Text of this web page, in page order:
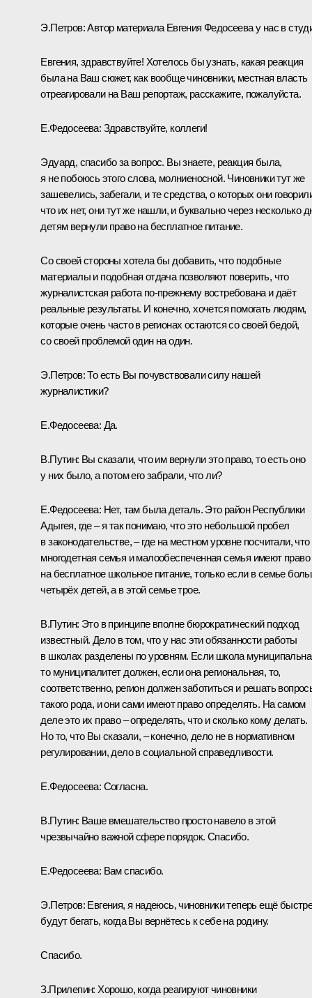
Э.Петров:Автор материала Евгения Федосеева у нас в
Евгения, здравствуйте! Хотелось бы узнать, какая реакция
была на Ваш сюжет, как вообще чиновники, местная власть
отреагировали на Ваш репортаж, расскажите, пожалуйста.
Е.Федосеева: Здравствуйте, коллеги!
Эдуард, спасибо за вопрос. Вы знаете, реакция была,
я не побоюсь этого слова, молниеносной. Чиновники тут же
зашевелись, забегали, и те средства, о которых они
что их нет, они тут же нашли, и буквально через несколько
детям вернули право на бесплатное питание.
Со своей стороны хотела бы добавить, что подобные
материалы и подобная отдача позволяют поверить, что
журналистская работа по‑прежнему востребована и даёт
реальные результаты. И конечно, хочется помогать людям,
которые очень часто в регионах остаются со своей бедой,
со своей проблемой один на один.
Э.Петров:То есть Вы почувствовали силу нашей
журналистики?
Е.Федосеева: Да.
В.Путин: Вы сказали, что им вернули это право, то есть оно
у них было, а потом его забрали, что ли?
Е.Федосеева: Нет, там была деталь. Это район Республики
Адыгея, где – я так понимаю, что это небольшой пробел
в законодательстве, – где на местном уровне посчитали, что
многодетная семья и малообеспеченная семья имеют право
на бесплатное школьное питание, только если в семье
четырёх детей, а в этой семье трое.
В.Путин: Это в принципе вполне бюрократический подход
известный. Дело в том, что у нас эти обязанности работы
в школах разделены по уровням. Если школа
то муниципалитет должен, если она региональная, то,
соответственно, регион должен заботиться и решать
такого рода, и они сами имеют право определять. На самом
деле это их право – определять, что и сколько кому делать.
Но то, что Вы сказали, – конечно, дело не в нормативном
регулировании, дело в социальной справедливости.
Е.Федосеева: Согласна.
В.Путин: Ваше вмешательство просто навело в этой
чрезвычайно важной сфере порядок. Спасибо.
Е.Федосеева: Вам спасибо.
Э.Петров: Евгения, я надеюсь, чиновники теперь ещё
будут бегать, когда Вы вернётесь к себе на родину.
Спасибо.
З.Прилепин: Хорошо, когда реагируют чиновники